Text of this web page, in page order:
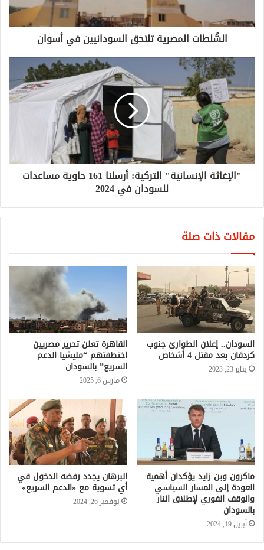
السُّلطات المصرية تلاحق السودانيين في أسوان
"الإغاثة الإنسانية" التركية: أرسلنا 161 حاوية مساعدات
للسودان في 2024
مقالات ذات صلة
السودان.. إعلان الطوارئ جنوب
كردفان بعد مقتل 4 أشخاص
يناير 23, 2023
القاهرة تعلن تحرير مصريين
اختطفتهم “مليشيا الدعم
السريع” بالسودان
مارس 6, 2025
ماكرون وبن زايد يؤكدان أهمية
العودة إلى المسار السياسي
والوقف الفوري لإطلاق النار
بالسودان
أبريل 19, 2024
البرهان يجدد رفضه الدخول في
أي تسوية مع «الدعم السريع»
نوفمبر 26, 2024